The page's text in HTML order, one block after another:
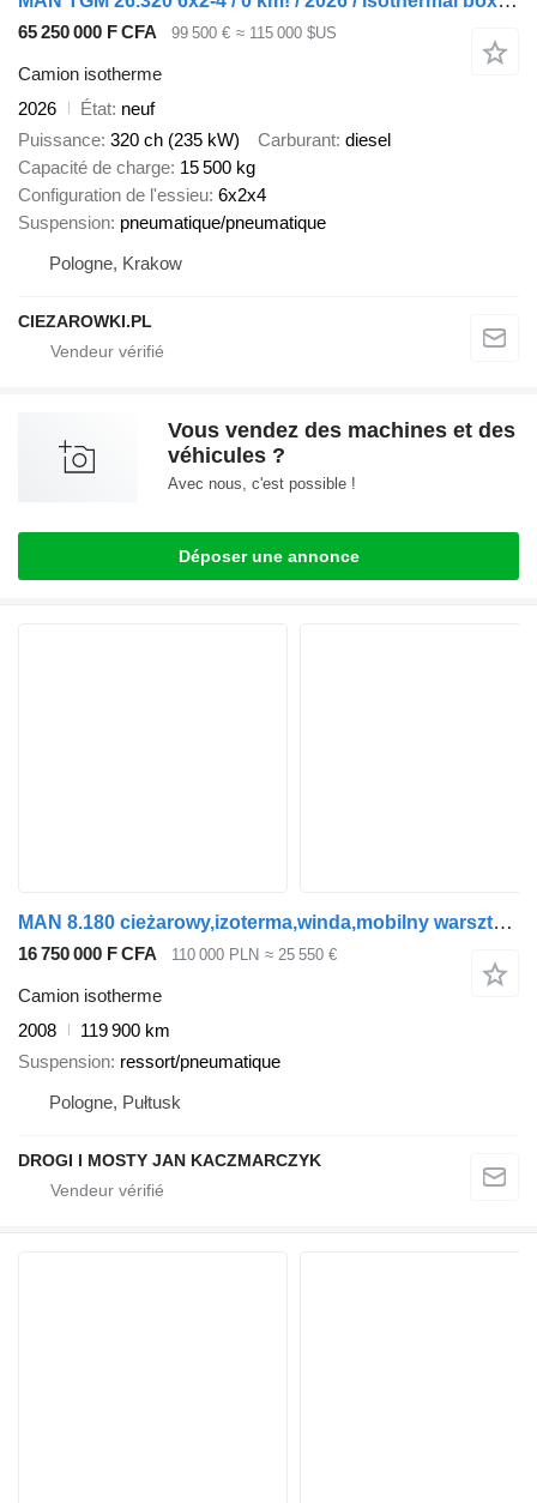
65 250 000 F CFA 99 500 € ≈ 115 000 $US
Camion isotherme
2026
État neuf
Puissance 320 ch (235 kW) Carburant diesel
Capacité de charge 15 500 kg
Configuration de l'essieu 6x2x4
Suspension pneumatique/pneumatique
Pologne, Krakow
CIEZAROWKI.PL
Vous vendez des machines et des
véhicules ?
Avec nous, c'est possible !
Déposer une annonce
MAN 8.180 cieżarowy,izoterma,winda,mobilny warsztat,dubel kabina
16 750 000 F CFA 110 000 PLN ≈ 25 550 €
Camion isotherme
2008
119 900 km
Suspension ressort/pneumatique
Pologne, Pułtusk
DROGI I MOSTY JAN KACZMARCZYK